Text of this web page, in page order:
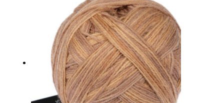
produkten
har
flera
varianter.
De
olika
alternativen
kan
väljas